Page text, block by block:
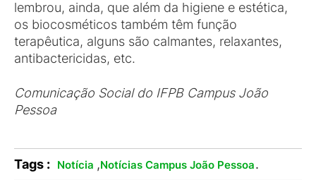
lembrou, ainda, que além da higiene e estética,
os biocosméticos também têm função
terapêutica, alguns são calmantes, relaxantes,
antibactericidas, etc.
Comunicação Social do IFPB Campus João
Pessoa
Tags : Notícia ,Notícias Campus João Pessoa.